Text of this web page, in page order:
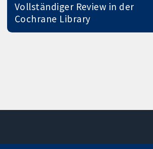
Vollständiger Review in der
Cochrane Library